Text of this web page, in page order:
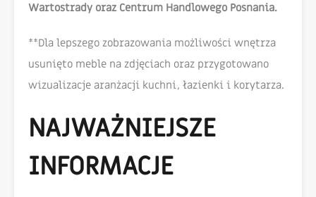
Wartostrady oraz Centrum Handlowego Posnania.
**Dla lepszego zobrazowania możliwości wnętrza
usunięto meble na zdjęciach oraz przygotowano
wizualizacje aranżacji kuchni, łazienki i korytarza.
NAJWAŻNIEJSZE
INFORMACJE